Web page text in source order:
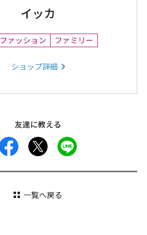
イッカ
ファッション ファミリー
ショップ詳細
友達に教える
facebook
一覧へ戻る